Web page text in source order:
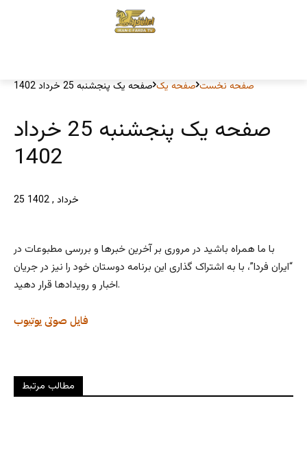
صفحه نخست صفحه یک صفحه یک پنجشنبه 25 خرداد 1402
صفحه یک پنجشنبه 25 خرداد
1402
25 خرداد , 1402
با ما همراه باشید در مروری بر آخرین خبرها و بررسی مطبوعات در
“ایران فردا”، با به اشتراک گذاری این برنامه دوستان خود را نیز در جریان
اخبار و رویدادها قرار دهید.
یوتیوب فایل صوتی
مطالب مرتبط